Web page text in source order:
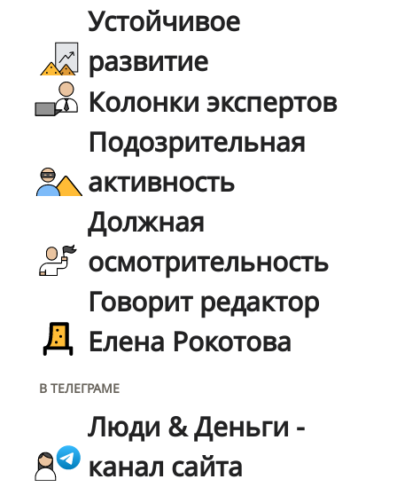
Устойчивое
развитие
Колонки экспертов
Подозрительная
активность
Должная
осмотрительность
Говорит редактор
Елена Рокотова
В ТЕЛЕГРАМЕ
Люди & Деньги -
канал сайта